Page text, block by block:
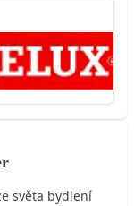
světa bydlení